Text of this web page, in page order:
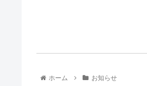
ホーム お知らせ